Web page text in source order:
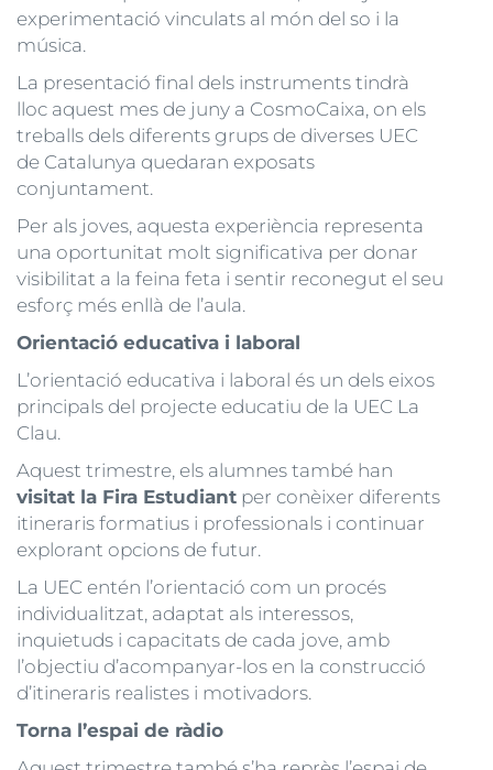
experimentació vinculats al món del so i la
música.
La presentació final dels instruments tindrà
lloc aquest mes de juny a CosmoCaixa, on els
treballs dels diferents grups de diverses UEC
de Catalunya quedaran exposats
conjuntament.
Per als joves, aquesta experiència representa
una oportunitat molt significativa per donar
visibilitat a la feina feta i sentir reconegut el seu
esforç més enllà de l’aula.
Orientació educativa i laboral
L’orientació educativa i laboral és un dels eixos
principals del projecte educatiu de la UEC La
Clau.
Aquest trimestre, els alumnes també han
visitat la Fira Estudiant per conèixer diferents
itineraris formatius i professionals i continuar
explorant opcions de futur.
La UEC entén l’orientació com un procés
individualitzat, adaptat als interessos,
inquietuds i capacitats de cada jove, amb
l’objectiu d’acompanyar-los en la construcció
d’itineraris realistes i motivadors.
Torna l’espai de ràdio